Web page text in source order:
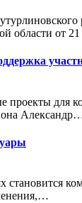
области от
проекты для
становится